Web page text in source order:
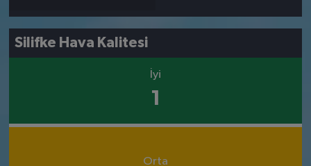
Silifke Hava Kalitesi
İyi
1
Orta